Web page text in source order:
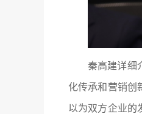
秦高建详细
化传承和营销创
以为双方企业的